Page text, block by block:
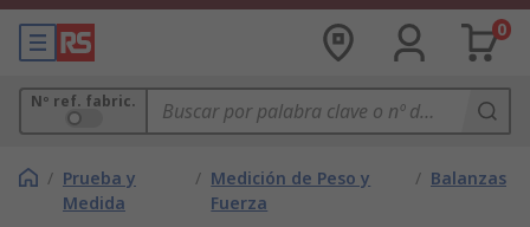
0
Nº ref. fabric.
/ Prueba y
Medida
/ Medición de Peso y
Fuerza
/ Balanzas